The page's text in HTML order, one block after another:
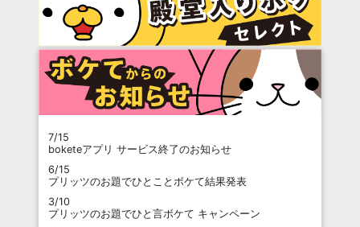
7/15
boketeアプリ サービス終了のお知らせ
6/15
プリッツのお題でひとことボケて結果発表
3/10
プリッツのお題でひと言ボケて キャンペーン